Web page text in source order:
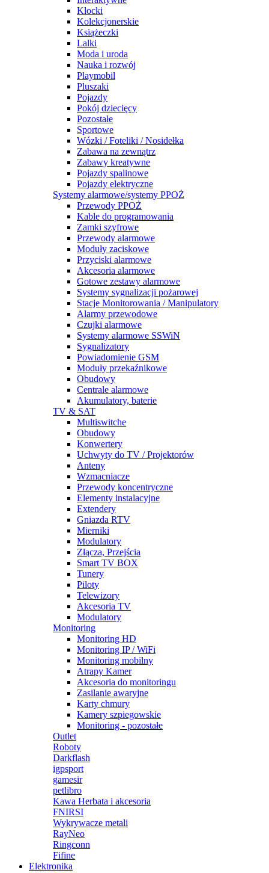
Klocki
Kolekcjonerskie
Książeczki
Lalki
Moda i uroda
Nauka i rozwój
Playmobil
Pluszaki
Pojazdy
Pokój dziecięcy
Pozostałe
Sportowe
Wózki / Foteliki / Nosidełka
Zabawa na zewnątrz
Zabawy kreatywne
Pojazdy spalinowe
Pojazdy elektryczne
Systemy alarmowe/systemy PPOŻ
Przewody PPOŻ
Kable do programowania
Zamki szyfrowe
Przewody alarmowe
Moduły zaciskowe
Przyciski alarmowe
Akcesoria alarmowe
Gotowe zestawy alarmowe
Systemy sygnalizacji pożarowej
Stacje Monitorowania / Manipulatory
Alarmy przewodowe
Czujki alarmowe
Systemy alarmowe SSWiN
Sygnalizatory
Powiadomienie GSM
Moduły przekaźnikowe
Obudowy
Centrale alarmowe
Akumulatory, baterie
TV & SAT
Multiswitche
Obudowy
Konwertery
Uchwyty do TV / Projektorów
Anteny
Wzmacniacze
Przewody koncentryczne
Elementy instalacyjne
Extendery
Gniazda RTV
Mierniki
Modulatory
Złącza, Przejścia
Smart TV BOX
Tunery
Piloty
Telewizory
Akcesoria TV
Modulatory
Monitoring
Monitoring HD
Monitoring IP / WiFi
Monitoring mobilny
Atrapy Kamer
Akcesoria do monitoringu
Zasilanie awaryjne
Karty chmury
Kamery szpiegowskie
Monitoring - pozostałe
Outlet
Roboty
Darkflash
igpsport
gamesir
petlibro
Kawa Herbata i akcesoria
FNIRSI
Wykrywacze metali
RayNeo
Ringconn
Fifine
Elektronika